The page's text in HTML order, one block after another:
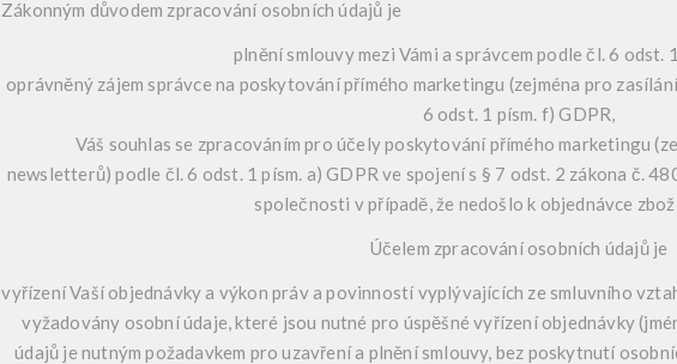
Zákonným důvodem zpracování osobních údajů je
plnění smlouvy mezi Vámi a správcem podle čl. 6 odst.
oprávněný zájem správce na poskytování přímého marketingu (zejména pro
6 odst. 1 písm. f) GDPR,
Váš souhlas se zpracováním pro účely poskytování přímého marketingu
newsletterů) podle čl. 6 odst. 1 písm. a) GDPR ve spojení s § 7 odst. 2 zákona č.
společnosti v případě, že nedošlo k objednávce
Účelem zpracování osobních údajů je
vyřízení Vaší objednávky a výkon práv a povinností vyplývajících ze smluvního
vyžadovány osobní údaje, které jsou nutné pro úspěšné vyřízení objednávky
údajů je nutným požadavkem pro uzavření a plnění smlouvy, bez poskytnutí